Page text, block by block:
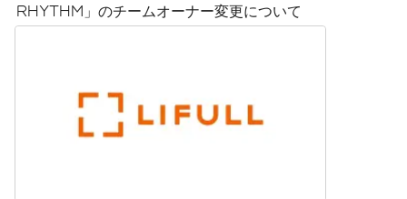
RHYTHM」のチームオーナー変更について